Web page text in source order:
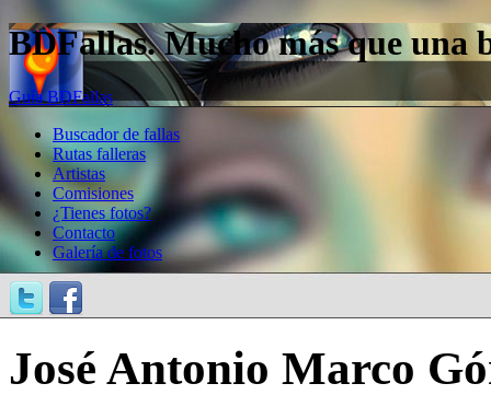
BDFallas. Mucho más que una
Guía BDFallas
Buscador de fallas
Rutas falleras
Artistas
Comisiones
¿Tienes fotos?
Contacto
Galería de fotos
José Antonio Marco